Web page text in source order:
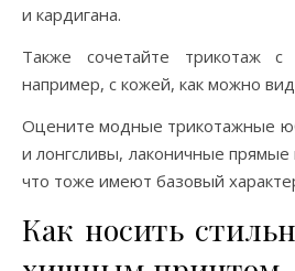
и кардигана.
Также сочетайте трикотаж с
например, с кожей, как можно
Оцените модные трикотажные
и лонгсливы, лаконичные
что тоже имеют базовый
Как носить